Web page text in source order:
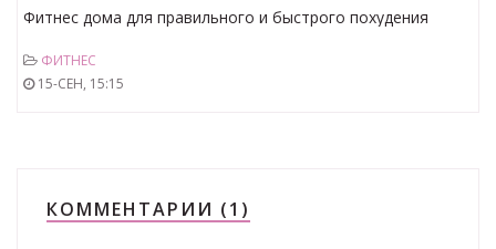
Фитнес дома для правильного и быстрого похудения
ФИТНЕС
15-СЕН, 15:15
КОММЕНТАРИИ (1)